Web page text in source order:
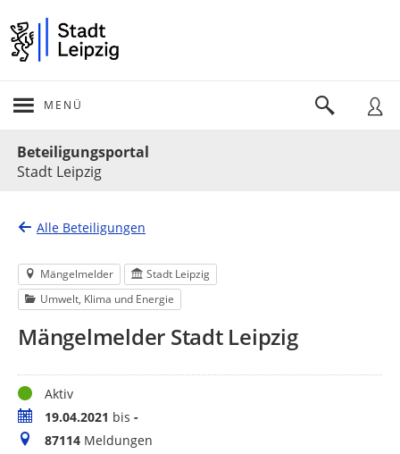
MENÜ
Beteiligungsportal
Stadt Leipzig
Alle Beteiligungen
Mängelmelder
Stadt Leipzig
Umwelt, Klima und Energie
Mängelmelder Stadt Leipzig
StatusAktiv
Zeitraum19.04.2021 bis -
Meldungen
87114 Meldungen